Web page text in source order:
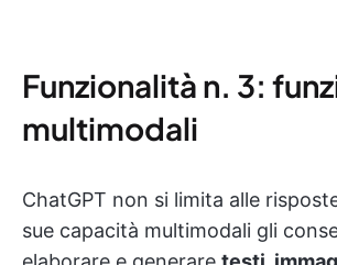
Funzionalità n. 3:
multimodali
ChatGPT non si limita alle
sue capacità multimodali gli